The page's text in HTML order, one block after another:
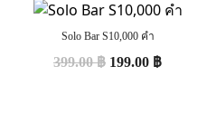
Solo Bar S10,000 คำ
399.00฿ 199.00 ฿